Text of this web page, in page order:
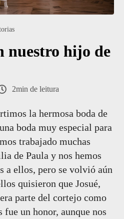
nuestro hijo de
2min de leitura
la hermosa boda de
boda muy especial para
trabajado muchas
de Paula y nos hemos
a ellos, pero se volvió aún
quisieron que Josué,
parte del cortejo como
un honor, aunque nos